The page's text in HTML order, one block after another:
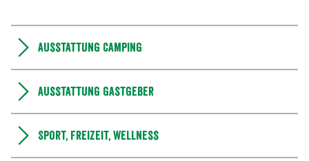
Ausstattung Camping
Ausstattung Gastgeber
Sport, Freizeit, Wellness